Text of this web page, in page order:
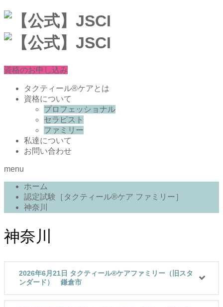
資格のお申し込み
タクティール®ケアとは
資格について
プロフェッショナル
セラピスト
ファミリー
私達について
お問い合わせ
menu
ホーム
認定試験［タクティール®ケア ファミリー］
神奈川
神奈川
2026年6月21日 タクティール®ケアファミリー（旧スタ
ンダード） 鎌倉市